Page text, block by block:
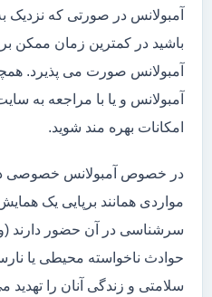
آمبولانس در صورتی که
باشید در کمترین زمان ممکن
آمبولانس صورت می پذیرد.
آمبولانس و یا با مراجعه به
امکانات بهره مند شوید.
در خصوص آمبولانس خصوصی
مواردی همانند برپایی یک
سرشناسی در آن حضور دارند
حوادث ناخواسته محیطی یا
سلامتی و زندگی آنان را تهدید